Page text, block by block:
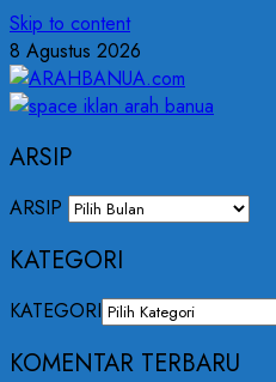
Skip to content
8 Agustus 2026
ARSIP
ARSIP
KATEGORI
KATEGORI
KOMENTAR TERBARU